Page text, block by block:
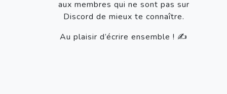
aux membres qui ne sont pas sur
Discord de mieux te connaître.
Au plaisir d’écrire ensemble ! ✍️